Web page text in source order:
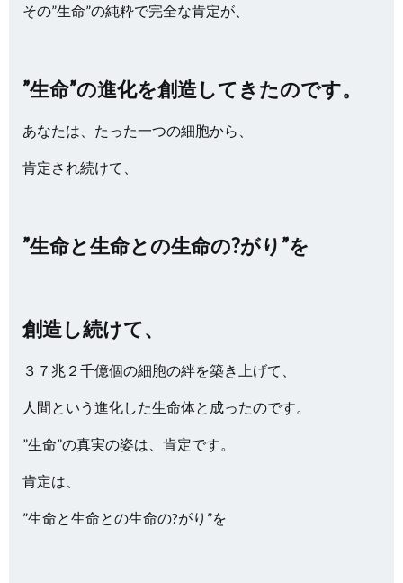
その”生命”の純粋で完全な肯定が、
”生命”の進化を創造してきたのです。
あなたは、たった一つの細胞から、
肯定され続けて、
”生命と生命との生命の?がり”を
創造し続けて、
３７兆２千億個の細胞の絆を築き上げて、
人間という進化した生命体と成ったのです。
”生命”の真実の姿は、肯定です。
肯定は、
”生命と生命との生命の?がり”を